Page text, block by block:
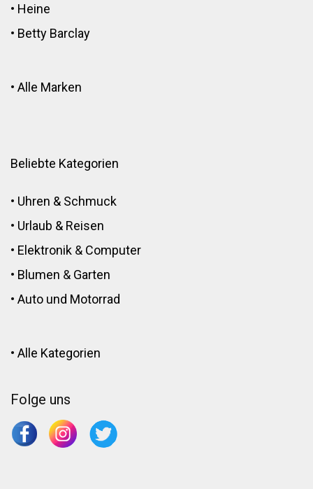
• Heine
• Betty Barclay
• Alle Marken
Beliebte Kategorien
• Uhren & Schmuck
• Urlaub & Reisen
• Elektronik & Computer
• Blumen & Garten
• Auto und Motorrad
• Alle Kategorien
Folge uns